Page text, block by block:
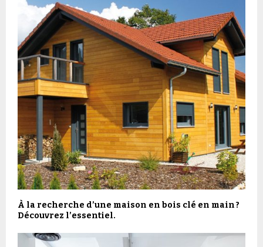
À la recherche d’une maison en bois clé en main ?
Découvrez l’essentiel.